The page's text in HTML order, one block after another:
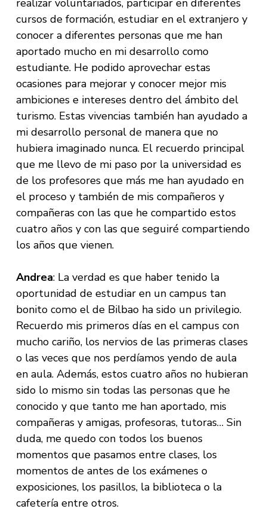
cursos de formación, estudiar en el extranjero y
conocer a diferentes personas que me han
aportado mucho en mi desarrollo como
estudiante. He podido aprovechar estas
ocasiones para mejorar y conocer mejor mis
ambiciones e intereses dentro del ámbito del
turismo. Estas vivencias también han ayudado a
mi desarrollo personal de manera que no
hubiera imaginado nunca. El recuerdo principal
que me llevo de mi paso por la universidad es
de los profesores que más me han ayudado en
el proceso y también de mis compañeros y
compañeras con las que he compartido estos
cuatro años y con las que seguiré compartiendo
los años que vienen.
Andrea: La verdad es que haber tenido la
oportunidad de estudiar en un campus tan
bonito como el de Bilbao ha sido un privilegio.
Recuerdo mis primeros días en el campus con
mucho cariño, los nervios de las primeras clases
o las veces que nos perdíamos yendo de aula
en aula. Además, estos cuatro años no hubieran
sido lo mismo sin todas las personas que he
conocido y que tanto me han aportado, mis
compañeras y amigas, profesoras, tutoras… Sin
duda, me quedo con todos los buenos
momentos que pasamos entre clases, los
momentos de antes de los exámenes o
exposiciones, los pasillos, la biblioteca o la
cafetería entre otros.